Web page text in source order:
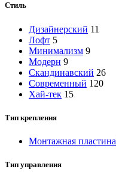
Стиль
Дизайнерский 11
Лофт 5
Минимализм 9
Модерн 9
Скандинавский 26
Современный 120
Хай-тек 15
Тип крепления
Монтажная пластина
Тип управления